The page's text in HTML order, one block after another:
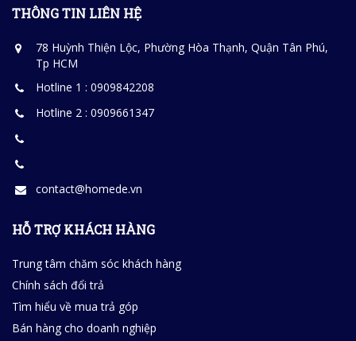
THÔNG TIN LIÊN HỆ
78 Huỳnh Thiện Lộc, Phường Hòa Thạnh, Quận Tân Phú,
Tp HCM
Hotline 1 : 0909842208
Hotline 2 : 0909661347
contact@homede.vn
HỖ TRỢ KHÁCH HÀNG
Trung tâm chăm sóc khách hàng
Chính sách đổi trả
Tìm hiểu về mua trả góp
Bán hàng cho doanh nghiệp